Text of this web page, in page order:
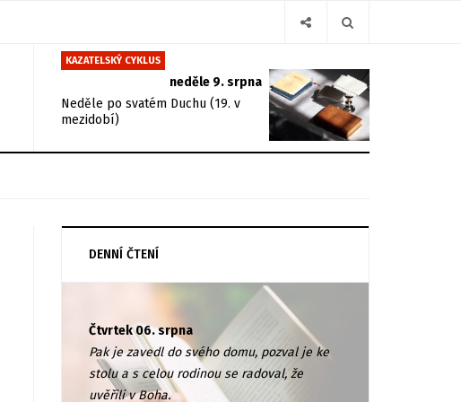
KAZATELSKÝ CYKLUS
neděle 9. srpna
Neděle po svatém Duchu (19. v
mezidobí)
DENNÍ ČTENÍ
Čtvrtek 06. srpna
Pak je zavedl do svého domu, pozval je ke
stolu a s celou rodinou se radoval, že
uvěřili v Boha.